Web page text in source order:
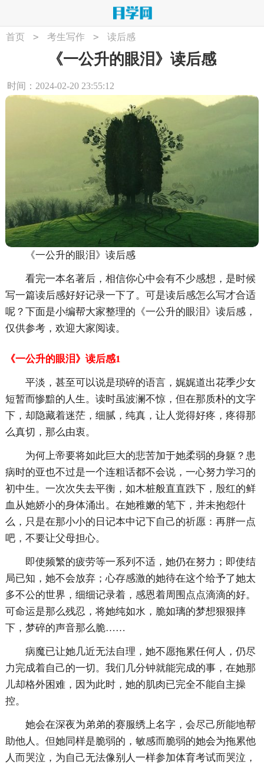
首页 > 考生写作 > 读后感
《一公升的眼泪》读后感
时间：2024-02-20 23:55:12
《一公升的眼泪》读后感
看完一本名著后，相信你心中会有不少感想，是时候
写一篇读后感好好记录一下了。可是读后感怎么写才合适
呢？下面是小编帮大家整理的《一公升的眼泪》读后感，
仅供参考，欢迎大家阅读。
《一公升的眼泪》读后感1
平淡，甚至可以说是琐碎的语言，娓娓道出花季少女
短暂而惨黯的人生。读时虽波澜不惊，但在那质朴的文字
下，却隐藏着迷茫，细腻，纯真，让人觉得好疼，疼得那
么真切，那么由衷。
为何上帝要将如此巨大的悲苦加于她柔弱的身躯？患
病时的亚也不过是一个连粗话都不会说，一心努力学习的
初中生。一次次失去平衡，如木桩般直直跌下，殷红的鲜
血从她娇小的身体涌出。在她稚嫩的笔下，并未抱怨什
么，只是在那小小的 日记本中记下自己的祈愿：再胖一点
吧，不要让父母担心。
即使频繁的疲劳等一系列不适，她仍在努力；即使结
局已知，她不会放弃；心存感激的她待在这个给予了她太
多不公的世界，细细记录着，感恩着周围点点滴滴的好。
可命运是那么残忍，将她纯如水，脆如璃的梦想狠狠摔
下，梦碎的声音那么脆……
病魔已让她几近无法自理，她不愿拖累任何人，仍尽
力完成着自己的一切。我们几分钟就能完成的事，在她那
儿却格外困难，因为此时，她的肌肉已完全不能自主操
控。
她会在深夜为弟弟的赛服绣上名字，会尽己所能地帮
助他人。但她同样是脆弱的，敏感而脆弱的她会为拖累他
人而哭泣，为自己无法像别人一样参加体育考试而哭泣，